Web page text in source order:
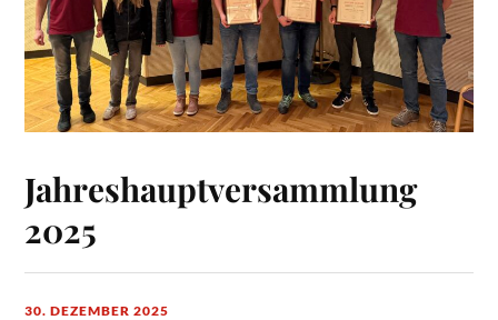
Jahreshauptversammlung
2025
30. DEZEMBER 2025